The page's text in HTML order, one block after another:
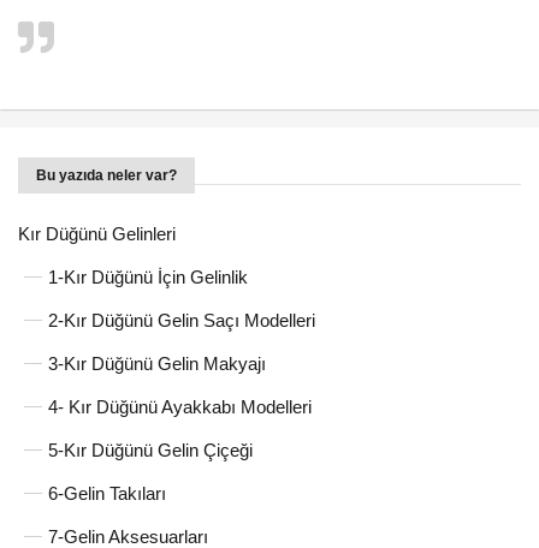
Bu yazıda neler var?
Kır Düğünü Gelinleri
1-Kır Düğünü İçin Gelinlik
2-Kır Düğünü Gelin Saçı Modelleri
3-Kır Düğünü Gelin Makyajı
4- Kır Düğünü Ayakkabı Modelleri
5-Kır Düğünü Gelin Çiçeği
6-Gelin Takıları
7-Gelin Aksesuarları